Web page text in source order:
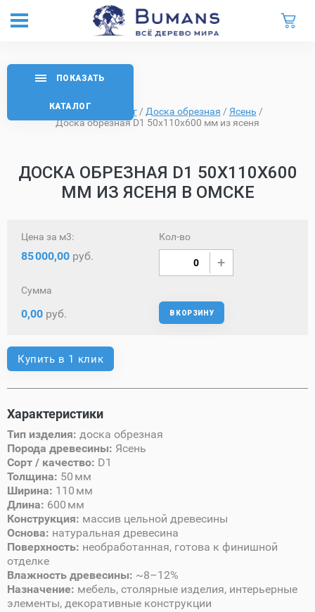
Главная Каталог / Доска обрезная / Ясень /
Доска обрезная D1 50х110х600 мм из ясеня
ДОСКА ОБРЕЗНАЯ D1 50Х110Х600
ММ ИЗ ЯСЕНЯ В ОМСКЕ
ПОКАЗАТЬ
КАТАЛОГ
Цена за м3:
85000,00 руб.
Кол-во
Сумма
0,00 руб. В КОРЗИНУ
Купить в 1 клик
Характеристики
Тип изделия: доска обрезная
Порода древесины: Ясень
Сорт / качество: D1
Толщина: 50 мм
Ширина: 110 мм
Длина: 600 мм
Конструкция: массив цельной древесины
Основа: натуральная древесина
Поверхность: необработанная, готова к финишной
отделке
Влажность древесины: ~8–12%
Назначение: мебель, столярные изделия, интерьерные
элементы, декоративные конструкции